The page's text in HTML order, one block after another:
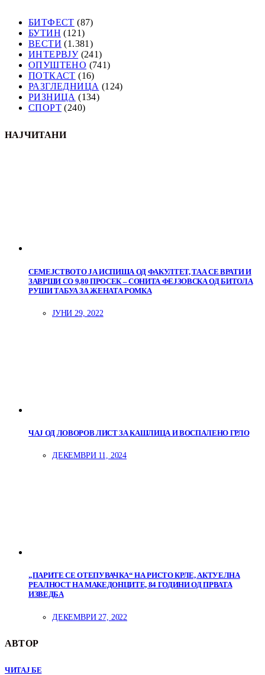
БИТФЕСТ (87)
БУТИН (121)
ВЕСТИ (1.381)
ИНТЕРВЈУ(241)
ОПУШТЕНО (741)
ПОТКАСТ (16)
РАЗГЛЕДНИЦА (124)
РИЗНИЦА (134)
СПОРТ (240)
НАЈЧИТАНИ
СЕМЕЈСТВОТО ЈА ИСПИША ОД ФАКУЛТЕТ, ТАА СЕ ВРАТИ И
ЗАВРШИ СО 9,80 ПРОСЕК – СОНИТА ФЕЈЗОВСКА ОД БИТОЛА
РУШИ ТАБУА ЗА ЖЕНАТА РОМКА
ЈУНИ 29, 2022
ЧАЈ ОД ЛОВОРОВ ЛИСТ ЗА КАШЛИЦА И ВОСПАЛЕНО ГРЛО
ДЕКЕМВРИ 11, 2024
„ПАРИТЕ СЕ ОТЕПУВАЧКА“ НА РИСТО КРЛЕ, АКТУЕЛНА
РЕАЛНОСТ НА МАКЕДОНЦИТЕ, 84 ГОДИНИ ОД ПРВАТА
ИЗВЕДБА
ДЕКЕМВРИ 27, 2022
АВТОР
ЧИТАЈ БЕ